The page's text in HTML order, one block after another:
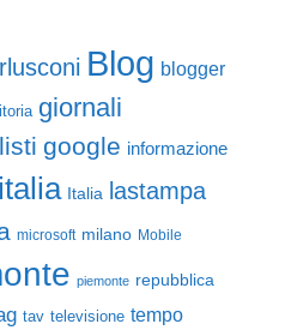
Blog blogger
giornali
google informazione
italia Italia lastampa
microsoft milano Mobile
piemonte repubblica
tav televisione tempo